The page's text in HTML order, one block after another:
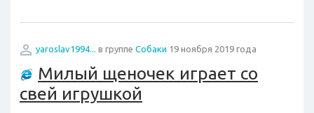
yaroslav1994... в группе Собаки 19 ноября 2019 года
Милый щеночек играет со
свей игрушкой